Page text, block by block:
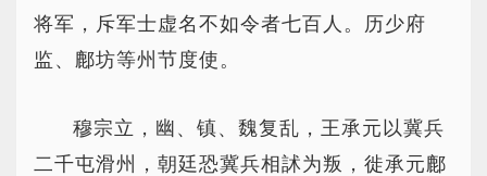
将军，斥军士虚名不如令者七百人。历少府
监、鄜坊等州节度使。
穆宗立，幽、镇、魏复乱，王承元以冀兵
二千屯滑州，朝廷恐冀兵相訹为叛，徙承元鄜